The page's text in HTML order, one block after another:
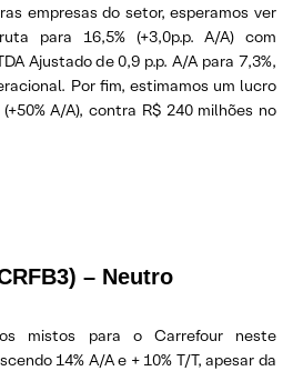
empresas do setor, esperamos ver
para 16,5% (+3,0p.p. A/A) com
Ajustado de 0,9 p.p. A/A para 7,3%,
Por fim, estimamos um lucro
A/A), contra R$ 240 milhões no
– Neutro
mistos para o Carrefour neste
14% A/A e + 10% T/T, apesar da